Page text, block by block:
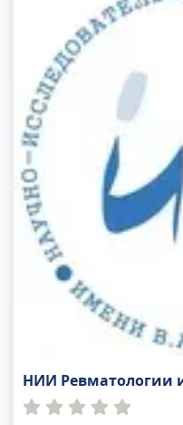
НИИ Ревматологии